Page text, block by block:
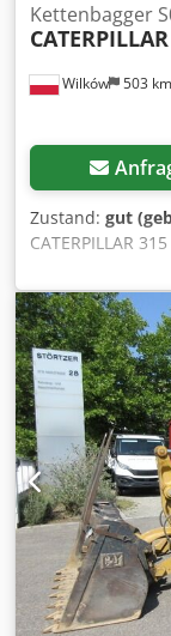
Wilków 503 km
Kettenbagger
CATERPILLAR
Zustand: gut
CATERPILLAR
Baujahr 2004